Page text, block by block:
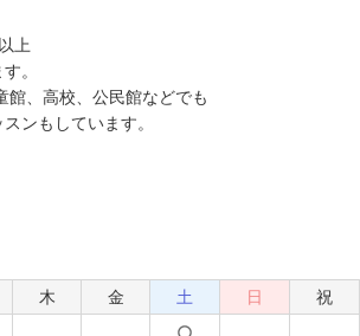
上
。
館、高校、公民館などでも
ンもしています。
木 金 土 日
祝